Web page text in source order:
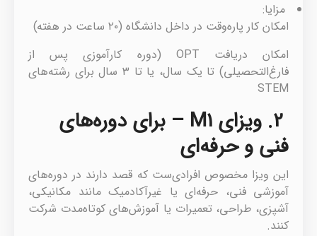
مزایا:
امکان کار پاره‌وقت در داخل دانشگاه (۲۰ ساعت در هفته)
امکان دریافت OPT (دوره کارآموزی پس از
فارغ‌التحصیلی) تا یک سال، یا تا ۳ سال برای رشته‌های
STEM
2. ویزای M1 – برای دوره‌های
فنی و حرفه‌ای
این ویزا مخصوص افرادی‌ست که قصد دارند در دوره‌های
آموزشی فنی، حرفه‌ای یا غیرآکادمیک مانند مکانیکی،
آشپزی، طراحی، تعمیرات یا آموزش‌های کوتاه‌مدت شرکت
کنند.